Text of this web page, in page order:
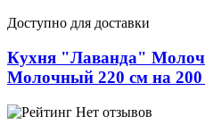
Доступно для доставки
Кухня "Лаванда"
Молочный 220 см на 200
Нет отзывов